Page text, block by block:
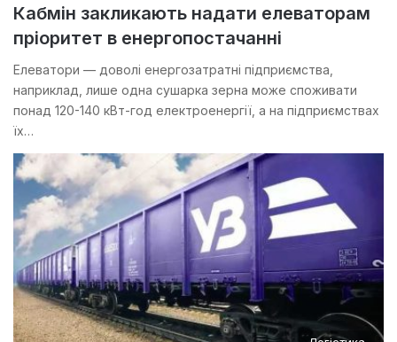
Кабмін закликають надати елеваторам
пріоритет в енергопостачанні
Елеватори — доволі енергозатратні підприємства,
наприклад, лише одна сушарка зерна може споживати
понад 120-140 кВт-год електроенергії, а на підприємствах
їх…